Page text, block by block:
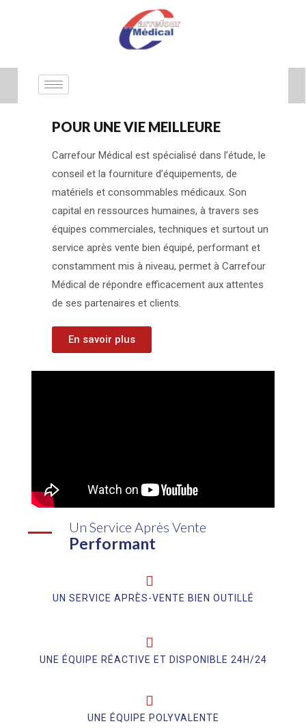
POUR UNE VIE MEILLEURE
Carrefour Médical est spécialisé dans l’étude, le
conseil et la fourniture d’équipements, de
matériels et consommables médicaux. Son
capital en ressources humaines, à travers ses
équipes commerciales, techniques et surtout un
service après vente bien équipé, performant et
constamment mis à niveau, permet à Carrefour
Médical de répondre efficacement aux attentes
de ses partenaires et clients.
En savoir plus
Un Service Après Vente
Performant
UN SERVICE APRÈS-VENTE BIEN OUTILLÉ
UNE ÉQUIPE RÉACTIVE ET DISPONIBLE 24H/24
UNE ÉQUIPE POLYVALENTE